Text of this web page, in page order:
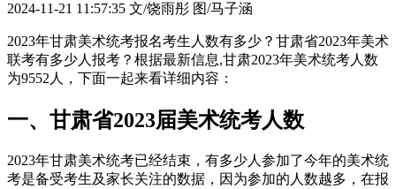
2024-11-21 11:57:35 文/饶雨彤 图/马子涵
2023年甘肃美术统考报名考生人数有多少？甘肃省2023年美术
联考有多少人报考？根据最新信息,甘肃2023年美术统考人数
为9552人，下面一起来看详细内容：
一、甘肃省2023届美术统考人数
2023年甘肃美术统考已经结束，有多少人参加了今年的美术统
考是备受考生及家长关注的数据，因为参加的人数越多，在报